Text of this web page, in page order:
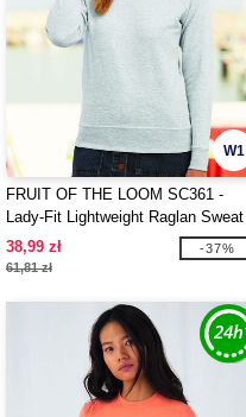
W1
FRUIT OF THE LOOM SC361 -
Lady-Fit Lightweight Raglan Sweat
38,99 zł
61,81 zł
-37%